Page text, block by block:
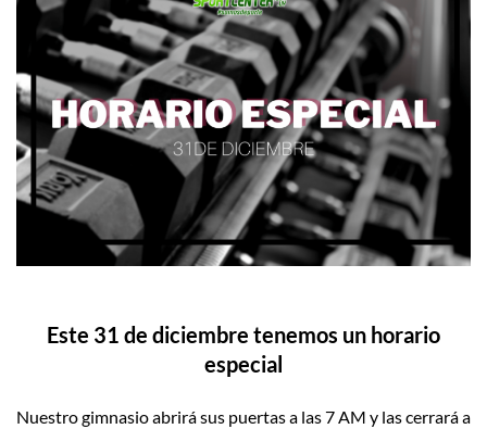
Este 31 de diciembre tenemos un horario
especial
Nuestro gimnasio abrirá sus puertas a las 7 AM y las cerrará a